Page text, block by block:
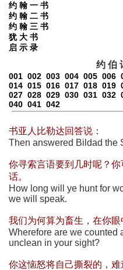
约 翰 一 书
约 翰 二 书
约 翰 三 书
犹 大 书
启 示 录
约 伯
001 002 003 004 005 006
014 015 016 017 018 019
027 028 029 030 031 032
040 041 042
书亚人比勒达回答说：
Then answered Bildad the
你寻索言语要到几时呢？
话。
How long will ye hunt for
we will speak.
我们为何算为畜生，在你眼
Wherefore are we counted
unclean in your sight?
你这恼怒将自己撕裂的，